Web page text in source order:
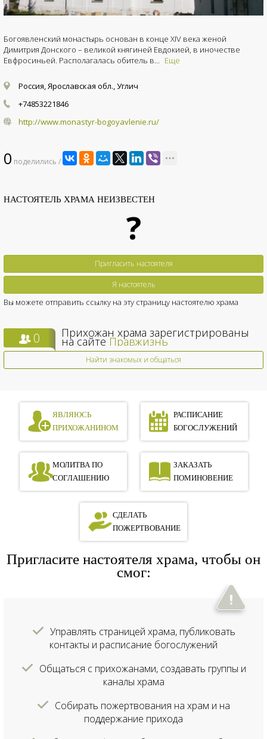
Богоявленский монастырь основан в конце XIV века женой
Димитрия Донского – великой княгиней Евдокией, в иночестве
Евфросиньей. Располагалась обитель в... Еще
Россия, Ярославская обл., Углич
+74853221846
http://www.monastyr-bogoyavlenie.ru/
0 поделились /
НАСТОЯТЕЛЬ ХРАМА НЕИЗВЕСТЕН
?
Пригласить настоятеля
Я настоятель
Вы можете отправить ссылку на эту страницу настоятелю храма
0 Прихожан храма зарегистрированы
на сайте Правжизнь
Найти знакомых и общаться
ЯВЛЯЮСЬ
ПРИХОЖАНИНОМ
РАСПИСАНИЕ
БОГОСЛУЖЕНИЙ
МОЛИТВА ПО
СОГЛАШЕНИЮ
ЗАКАЗАТЬ
ПОМИНОВЕНИЕ
СДЕЛАТЬ
ПОЖЕРТВОВАНИЕ
Пригласите настоятеля храма, чтобы он
смог:
Управлять страницей храма, публиковать
контакты и расписание богослужений
Общаться с прихожанами, создавать группы и
каналы храма
Собирать пожертвования на храм и на
поддержание прихода